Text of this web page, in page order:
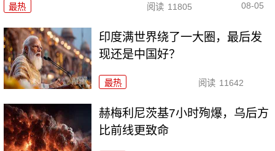
最热 阅读 11805 08-05
印度满世界绕了一大圈，最后发
现还是中国好？
最热 阅读 11642
赫梅利尼茨基7小时殉爆，乌后方
比前线更致命